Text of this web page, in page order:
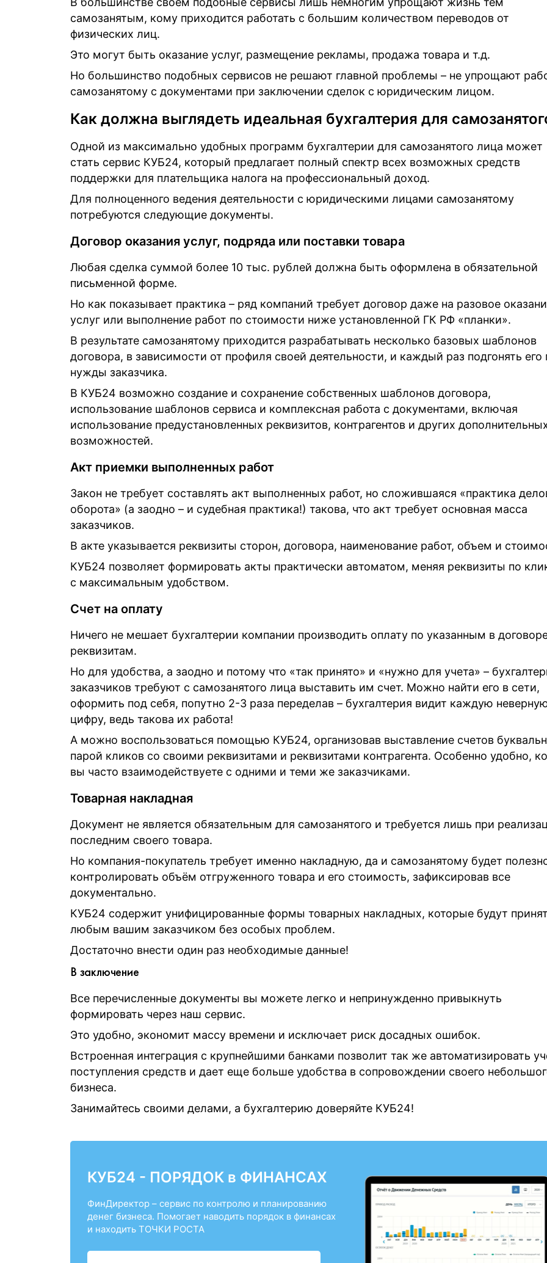
самозанятым, кому приходится работать с большим количеством переводов от
физических лиц.
Это могут быть оказание услуг, размещение рекламы, продажа товара и т.д.
Но большинство подобных сервисов не решают главной проблемы – не упрощают
самозанятому с документами при заключении сделок с юридическим лицом.
Как должна выглядеть идеальная бухгалтерия для
Одной из максимально удобных программ бухгалтерии для самозанятого лица может
стать сервис КУБ24, который предлагает полный спектр всех возможных средств
поддержки для плательщика налога на профессиональный доход.
Для полноценного ведения деятельности с юридическими лицами самозанятому
потребуются следующие документы.
Договор оказания услуг, подряда или поставки товара
Любая сделка суммой более 10 тыс. рублей должна быть оформлена в обязательной
письменной форме.
Но как показывает практика – ряд компаний требует договор даже на разовое
услуг или выполнение работ по стоимости ниже установленной ГК РФ «планки».
В результате самозанятому приходится разрабатывать несколько базовых шаблонов
договора, в зависимости от профиля своей деятельности, и каждый раз подгонять его
нужды заказчика.
В КУБ24 возможно создание и сохранение собственных шаблонов договора,
использование шаблонов сервиса и комплексная работа с документами, включая
использование предустановленных реквизитов, контрагентов и других
возможностей.
Акт приемки выполненных работ
Закон не требует составлять акт выполненных работ, но сложившаяся «практика
оборота» (а заодно – и судебная практика!) такова, что акт требует основная масса
заказчиков.
В акте указывается реквизиты сторон, договора, наименование работ, объем и
КУБ24 позволяет формировать акты практически автоматом, меняя реквизиты по
с максимальным удобством.
Счет на оплату
Ничего не мешает бухгалтерии компании производить оплату по указанным в
реквизитам.
Но для удобства, а заодно и потому что «так принято» и «нужно для учета» –
заказчиков требуют с самозанятого лица выставить им счет. Можно найти его в сети,
оформить под себя, попутно 2-3 раза переделав – бухгалтерия видит каждую
цифру, ведь такова их работа!
А можно воспользоваться помощью КУБ24, организовав выставление счетов
парой кликов со своими реквизитами и реквизитами контрагента. Особенно удобно,
вы часто взаимодействуете с одними и теми же заказчиками.
Товарная накладная
Документ не является обязательным для самозанятого и требуется лишь при
последним своего товара.
Но компания-покупатель требует именно накладную, да и самозанятому будет
контролировать объём отгруженного товара и его стоимость, зафиксировав все
документально.
КУБ24 содержит унифицированные формы товарных накладных, которые будут
любым вашим заказчиком без особых проблем.
Достаточно внести один раз необходимые данные!
В заключение
Все перечисленные документы вы можете легко и непринужденно привыкнуть
формировать через наш сервис.
Это удобно, экономит массу времени и исключает риск досадных ошибок.
Встроенная интеграция с крупнейшими банками позволит так же автоматизировать
поступления средств и дает еще больше удобства в сопровождении своего
бизнеса.
Занимайтесь своими делами, а бухгалтерию доверяйте КУБ24!
КУБ24 - ПОРЯДОК в ФИНАНСАХ
ФинДиректор – сервис по контролю и планированию
денег бизнеса. Помогает наводить порядок в финансах
и находить ТОЧКИ РОСТА